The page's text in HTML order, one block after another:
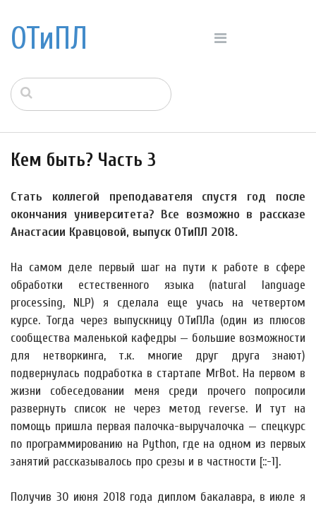
ОТиПЛ
Кем быть? Часть 3
Стать коллегой преподавателя спустя год после
окончания университета? Все возможно в рассказе
Анастасии Кравцовой, выпуск ОТиПЛ 2018.
На самом деле первый шаг на пути к работе в сфере
обработки естественного языка (natural language
processing, NLP) я сделала еще учась на четвертом
курсе. Тогда через выпускницу ОТиПЛа (один из плюсов
сообщества маленькой кафедры — большие возможности
для нетворкинга, т.к. многие друг друга знают)
подвернулась подработка в стартапе MrBot. На первом в
жизни собеседовании меня среди прочего попросили
развернуть список не через метод reverse. И тут на
помощь пришла первая палочка-выручалочка — спецкурс
по программированию на Python, где на одном из первых
занятий рассказывалось про срезы и в частности [::-1].
Получив 30 июня 2018 года диплом бакалавра, в июле я